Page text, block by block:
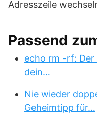
Adresszeile
Passend
echo rm -rf:
dein…
Nie wieder
Geheimtipp für…